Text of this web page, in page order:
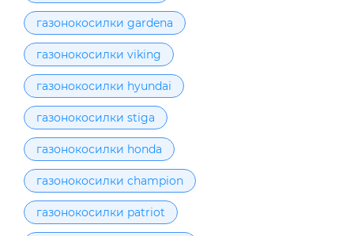
газонокосилки gardena
газонокосилки viking
газонокосилки hyundai
газонокосилки stiga
газонокосилки honda
газонокосилки champion
газонокосилки patriot